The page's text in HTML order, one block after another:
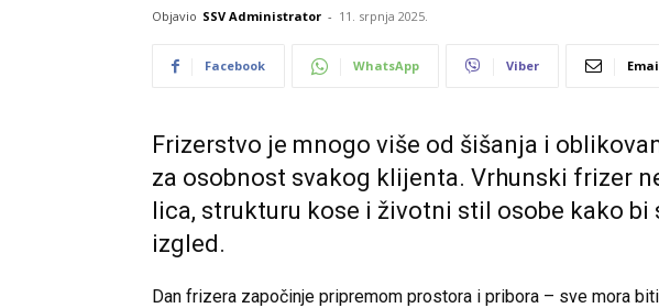
Objavio SSV Administrator - 11. srpnja 2025.
Facebook WhatsApp Viber
Frizerstvo je mnogo više od šišanja i
za osobnost svakog klijenta. Vrhunski frizer
lica, strukturu kose i životni stil osobe kako
izgled.
Dan frizera započinje pripremom prostora i pribora – sve mora